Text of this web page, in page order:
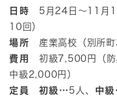
日時 5月24日～11月1
10回）
場所 産業高校（別所町
費用
初級7,500円（防
中級2,000円）
定員
初級… 5人、 中